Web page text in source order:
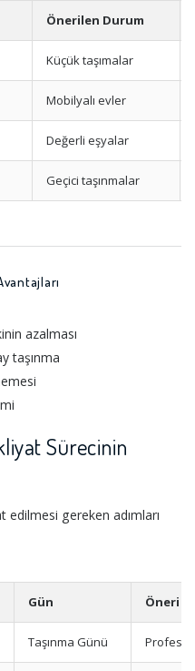
Önerilen Durum
Küçük taşımalar
Mobilyalı evler
Değerli eşyalar
Geçici taşınmalar
azalması
taşınma
Sürecinin
edilmesi gereken adımları
Gün Öneri
Taşınma Günü